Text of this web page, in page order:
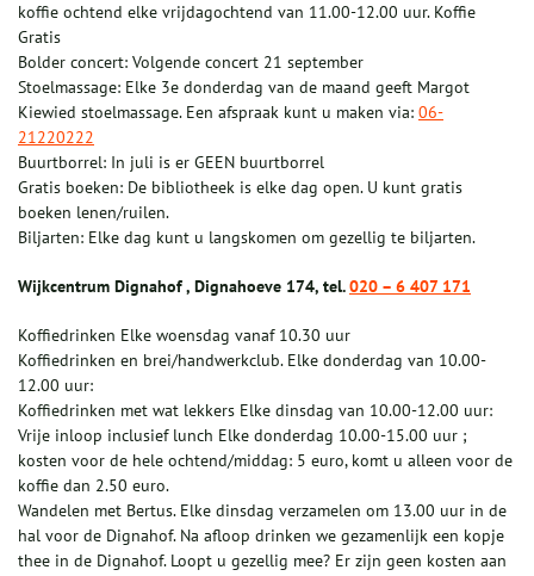
koffie ochtend elke vrijdagochtend van 11.00-12.00 uur. Koffie
Gratis
Bolder concert: Volgende concert 21 september
Stoelmassage: Elke 3e donderdag van de maand geeft Margot
Kiewied stoelmassage. Een afspraak kunt u maken via: 06-
21220222
Buurtborrel: In juli is er GEEN buurtborrel
Gratis boeken: De bibliotheek is elke dag open. U kunt gratis
boeken lenen/ruilen.
Biljarten: Elke dag kunt u langskomen om gezellig te biljarten.
Wijkcentrum Dignahof , Dignahoeve 174, tel.020 – 6 407 171
Koffiedrinken Elke woensdag vanaf 10.30 uur
Koffiedrinken en brei/handwerkclub. Elke donderdag van 10.00-
12.00 uur:
Koffiedrinken met wat lekkers Elke dinsdag van 10.00-12.00 uur:
Vrije inloop inclusief lunch Elke donderdag 10.00-15.00 uur ;
kosten voor de hele ochtend/middag: 5 euro, komt u alleen voor de
koffie dan 2.50 euro.
Wandelen met Bertus. Elke dinsdag verzamelen om 13.00 uur in de
hal voor de Dignahof. Na afloop drinken we gezamenlijk een kopje
thee in de Dignahof. Loopt u gezellig mee? Er zijn geen kosten aan